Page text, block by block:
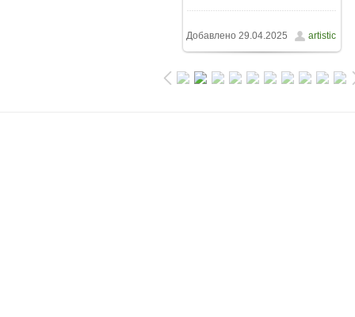
Добавлено 29.04.2025 artistic